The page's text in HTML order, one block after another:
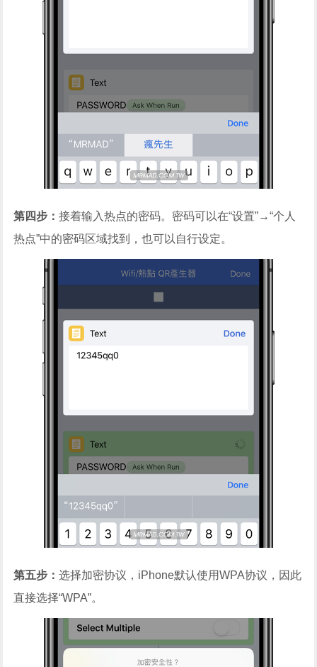
第四步：接着输入热点的密码。密码可以在“设置”→“个人
热点”中的密码区域找到，也可以自行设定。
第五步：选择加密协议，iPhone默认使用WPA协议，因此
直接选择“WPA”。